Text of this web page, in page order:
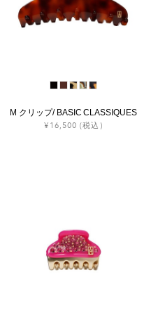
M クリップ/ BASIC CLASSIQUES
¥16,500 (税込)